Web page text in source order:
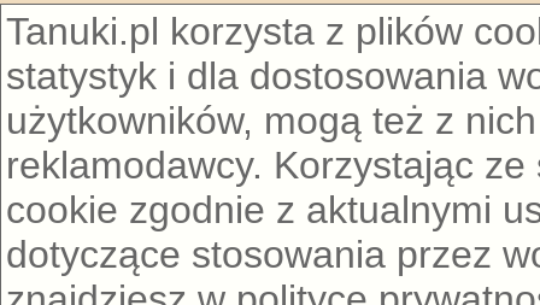
Tanuki.pl korzysta z plików
statystyk i dla dostosowania
użytkowników, mogą też z
reklamodawcy. Korzystając
cookie zgodnie z aktualnymi
dotyczące stosowania przez